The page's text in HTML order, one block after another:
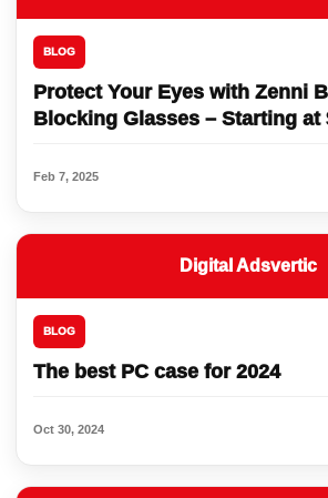
BLOG
Protect Your Eyes with Zenni
Blocking Glasses – Starting at
Feb 7, 2025
Digital Adsvertic
BLOG
The best PC case for 2024
Oct 30, 2024